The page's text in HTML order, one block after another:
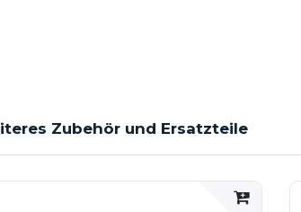
entweder im Originalkarton
Zubehör und Ersatzteile